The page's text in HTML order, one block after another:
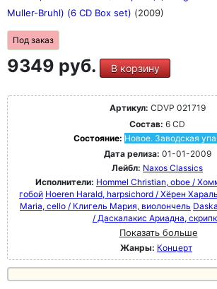
Muller-Bruhl) (6 CD Box set) (2009)
Под заказ
9349 руб. В корзину
Артикул: CDVP 021719
Состав: 6 CD
Состояние: Новое. Заводская
Дата релиза: 01-01-2009
Лейбл: Naxos Classics
Исполнители: Hommel Christian, oboe /
гобой Hoeren Harald, harpsichord / Хёрен
Maria, cello / Клигель Мария, виолончель
/ Даскалакис Ариадна,
Показать больше
Жанры: Концерт